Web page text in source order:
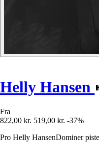
Helly Hansen
Fra
822,00 kr. 519,00 kr. -37%
Pro Helly HansenDominer